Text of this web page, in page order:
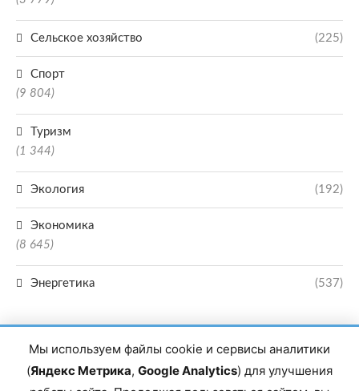
Сельское хозяйство (225)
Спорт
(9 804)
Туризм
(1 344)
Экология (192)
Экономика
(8 645)
Энергетика (537)
Мы используем файлы cookie и сервисы аналитики
(Яндекс Метрика, Google Analytics) для улучшения